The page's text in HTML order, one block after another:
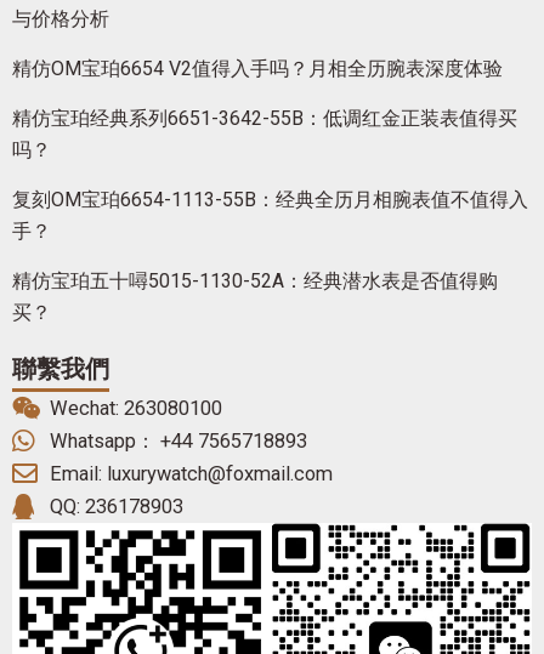
与价格分析
精仿OM宝珀6654 V2值得入手吗？月相全历腕表深度体验
精仿宝珀经典系列6651-3642-55B：低调红金正装表值得买
吗？
复刻OM宝珀6654-1113-55B：经典全历月相腕表值不值得入
手？
精仿宝珀五十噚5015-1130-52A：经典潜水表是否值得购
买？
聯繫我們
Wechat: 263080100
Whatsapp： +44 7565718893
Email: luxurywatch@foxmail.com
QQ: 236178903